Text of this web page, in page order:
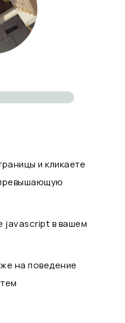
и кликаете
javascript в вашем
на поведение